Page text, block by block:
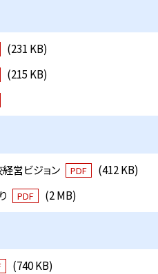
(231 KB)
(215 KB)
営ビジョン PDF
(412 KB)
PDF (2 MB)
(740 KB)